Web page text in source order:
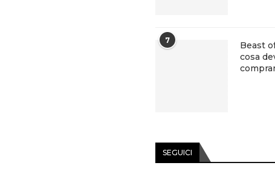
7
Beast
cosa
SEGUICI